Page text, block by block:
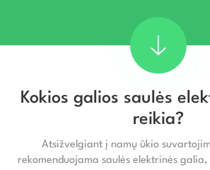
Kokios galios saulės
reikia?
Atsižvelgiant į namų ūkio
rekomenduojama saulės elektrinės